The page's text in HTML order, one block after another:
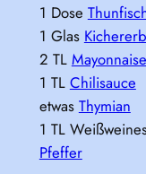
1 Dose
1 Glas
2 TL Mayonnaise
1 TL Chilisauce
etwas Thymian
1 TL
Pfeffer